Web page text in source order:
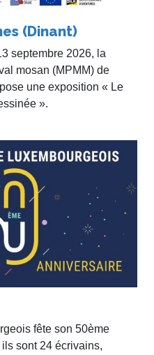
(Dinant)
septembre 2026, la
mosan (MPMM) de
une exposition « Le
».
fête son 50ème
sont 24 écrivains,